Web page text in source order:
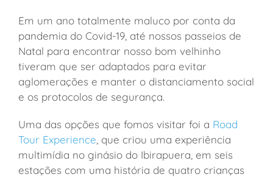
Em um ano totalmente maluco por conta da
pandemia do Covid-19, até nossos passeios de
Natal para encontrar nosso bom velhinho
tiveram que ser adaptados para evitar
aglomerações e manter o distanciamento social
e os protocolos de segurança.
Uma das opções que fomos visitar foi a Road
Tour Experience , que criou uma experiência
multimídia no ginásio do Ibirapuera, em seis
estações com uma história de quatro crianças